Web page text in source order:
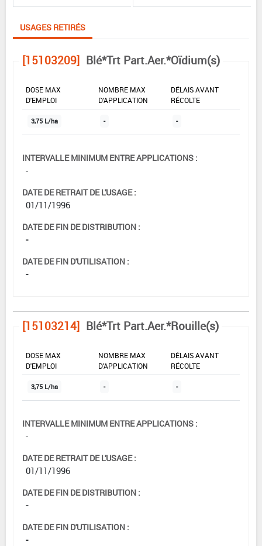
USAGES RETIRÉS
[15103209] Blé*Trt Part.Aer.*Oïdium(s)
DOSE MAX
D'EMPLOI
NOMBRE MAX
D'APPLICATION
DÉLAIS AVANT
RÉCOLTE
3,75 L/ha - -
INTERVALLE MINIMUM ENTRE APPLICATIONS :
-
DATE DE RETRAIT DE L'USAGE :
01/11/1996
DATE DE FIN DE DISTRIBUTION :
-
DATE DE FIN D'UTILISATION :
-
[15103214] Blé*Trt Part.Aer.*Rouille(s)
DOSE MAX
D'EMPLOI
NOMBRE MAX
D'APPLICATION
DÉLAIS AVANT
RÉCOLTE
3,75 L/ha - -
INTERVALLE MINIMUM ENTRE APPLICATIONS :
-
DATE DE RETRAIT DE L'USAGE :
01/11/1996
DATE DE FIN DE DISTRIBUTION :
-
DATE DE FIN D'UTILISATION :
-